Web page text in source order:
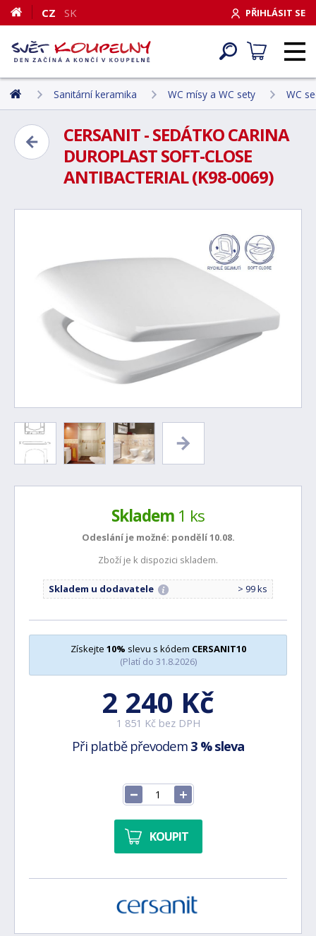
PŘIHLÁSIT SE
CZ SK
Sanitární keramika WC mísy a WC sety WC
CERSANIT - SEDÁTKO CARINA
DUROPLAST SOFT-CLOSE
ANTIBACTERIAL (K98-0069)
Skladem 1 ks
Odeslání je možné: pondělí 10.08.
Zboží je k dispozici skladem.
Skladem u dodavatele > 99 ks
Získejte 10% slevu s kódem CERSANIT10
(Platí do 31.8.2026)
2 240 Kč
1 851 Kč bez DPH
Při platbě převodem 3 % sleva
KOUPIT